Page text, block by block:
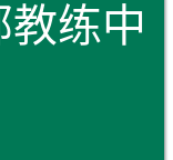
教练中